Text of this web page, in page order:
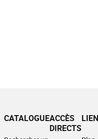
CATALOGUEACCÈS
DIRECTS